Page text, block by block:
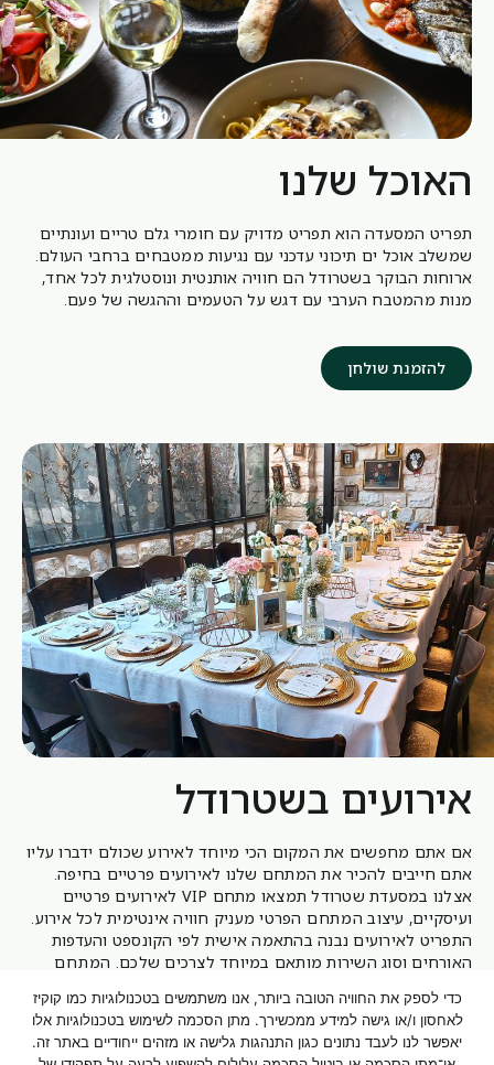
האוכל שלנו
תפריט המסעדה הוא תפריט מדויק עם חומרי גלם טריים ועונתיים
שמשלב אוכל ים תיכוני עדכני עם נגיעות ממטבחים ברחבי העולם.
ארוחות הבוקר בשטרודל הם חוויה אותנטית ונוסטלגית לכל אחד,
מנות מהמטבח הערבי עם דגש על הטעמים וההגשה של פעם.
להזמנת שולחן
אירועים בשטרודל
אם אתם מחפשים את המקום הכי מיוחד לאירוע שכולם ידברו עליו
אתם חייבים להכיר את המתחם שלנו לאירועים פרטיים בחיפה.
אצלנו במסעדת שטרודל תמצאו מתחם VIP לאירועים פרטיים
ועיסקיים, עיצוב המתחם הפרטי מעניק חוויה אינטימית לכל אירוע.
התפריט לאירועים נבנה בהתאמה אישית לפי הקונספט והעדפות
האורחים וסוג השירות מותאם במיוחד לצרכים שלכם. המתחם
עוד על אירועים בשטרודל
כדי לספק את החוויה הטובה ביותר, אנו משתמשים בטכנולוגיות כמו קוקיז
לאחסון ו/או גישה למידע ממכשירך. מתן הסכמה לשימוש בטכנולוגיות אלו
יאפשר לנו לעבד נתונים כגון התנהגות גלישה או מזהים ייחודיים באתר זה.